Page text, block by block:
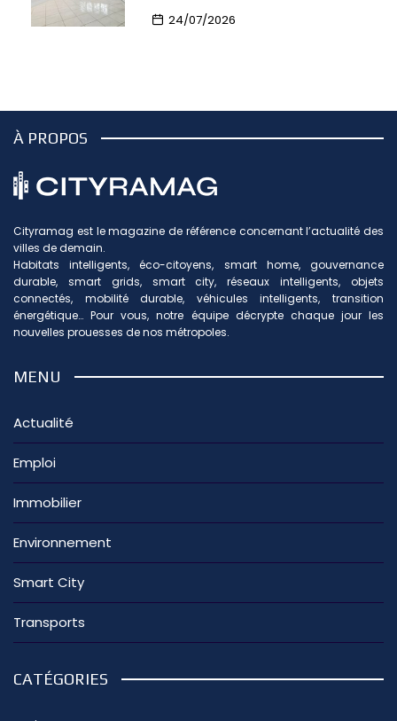
24/07/2026
À PROPOS
Cityramag est le magazine de référence concernant l’actualité des
villes de demain.
Habitats intelligents, éco-citoyens, smart home, gouvernance
durable, smart grids, smart city, réseaux intelligents, objets
connectés, mobilité durable, véhicules intelligents, transition
énergétique… Pour vous, notre équipe décrypte chaque jour les
nouvelles prouesses de nos métropoles.
MENU
Actualité
Emploi
Immobilier
Environnement
Smart City
Transports
CATÉGORIES